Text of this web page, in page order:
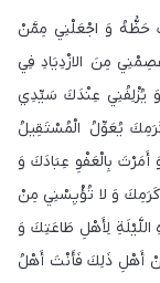
حَظُّهُ وَ اجْعَلْنِي مِمَّنْ
مِنَ الازْدِيَادِ فِي
يُزْلِفُنِي عِنْدَكَ سَيِّدِي
يُعَوِّلُ الْمُسْتَقِيلُ
أَمَرْتَ بِالْعَفْوِ عِبَادَكَ وَ
كَرَمِكَ وَ لا تُؤْيِسْنِي مِنْ
لِأَهْلِ طَاعَتِكَ وَ
أَهْلِ ذَلِكَ فَأَنْتَ أَهْلُ